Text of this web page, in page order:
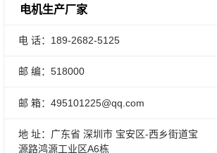
电机生产厂家
电 话：189-2682-5125
邮 编：518000
邮 箱：495101225@qq.com
地 址：广东省 深圳市 宝安区-西乡街道宝
源路鸿源工业区A6栋